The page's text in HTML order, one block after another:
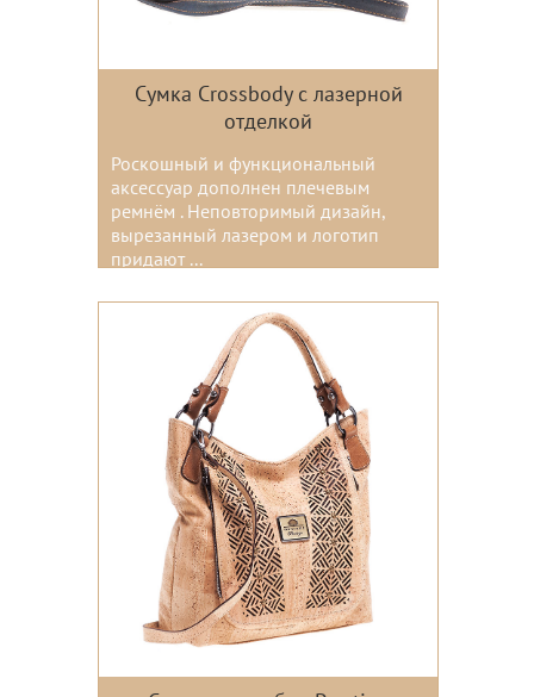
Сумка Crossbody с лазерной
отделкой
Роскошный и функциональный
аксессуар дополнен плечевым
ремнём . Неповторимый дизайн,
вырезанный лазером и логотип
придают ...
Цвета: